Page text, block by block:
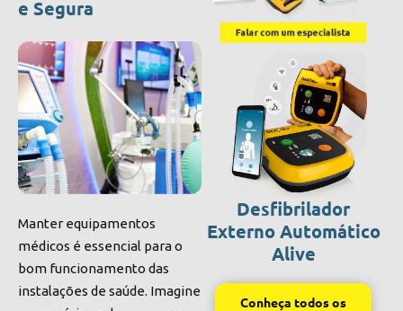
e Segura
Manter equipamentos
médicos é essencial para o
bom funcionamento das
instalações de saúde. Imagine
Desfibrilador
Externo Automático
Alive
Conheça todos os